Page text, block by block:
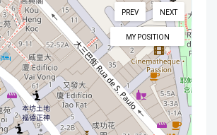
NEXT
PREV
MY POSITION